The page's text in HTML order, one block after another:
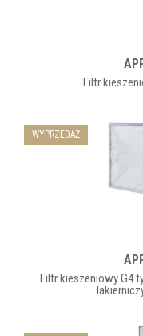
Filtr
WYPRZEDAŻ
Filtr kieszeniowy G4